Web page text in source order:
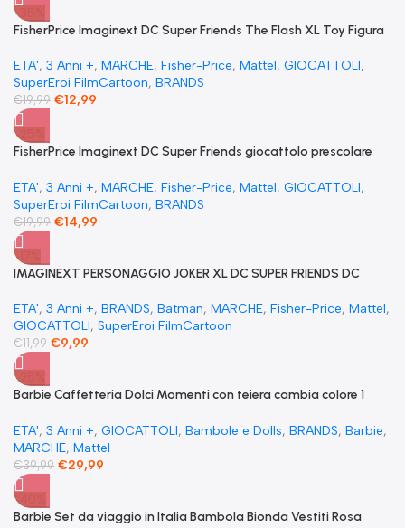
-35%
FisherPrice Imaginext DC Super Friends The Flash XL Toy Figura
ETA', 3 Anni +, MARCHE, Fisher-Price, Mattel, GIOCATTOLI,
SuperEroi FilmCartoon, BRANDS
€19,99 €12,99
-25%
FisherPrice Imaginext DC Super Friends giocattolo prescolare
ETA', 3 Anni +, MARCHE, Fisher-Price, Mattel, GIOCATTOLI,
SuperEroi FilmCartoon, BRANDS
€19,99 €14,99
-17%
IMAGINEXT PERSONAGGIO JOKER XL DC SUPER FRIENDS DC
ETA', 3 Anni +, BRANDS, Batman, MARCHE, Fisher-Price, Mattel,
GIOCATTOLI, SuperEroi FilmCartoon
€11,99 €9,99
-25%
​Barbie Caffetteria Dolci Momenti con teiera cambia colore 1
ETA', 3 Anni +, GIOCATTOLI, Bambole e Dolls, BRANDS, Barbie,
MARCHE, Mattel
€39,99 €29,99
-40%
Barbie Set da viaggio in Italia Bambola Bionda Vestiti Rosa